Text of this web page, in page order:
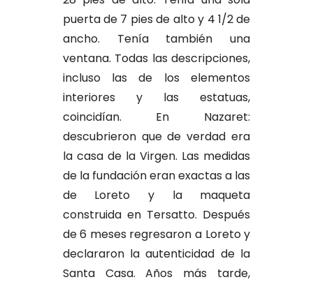
puerta de 7 pies de alto y 4 1/2 de
ancho. Tenía también una
ventana. Todas las descripciones,
incluso las de los elementos
interiores y las estatuas,
coincidían. En Nazaret:
descubrieron que de verdad era
la casa de la Virgen. Las medidas
de la fundación eran exactas a las
de Loreto y la maqueta
construida en Tersatto. Después
de 6 meses regresaron a Loreto y
declararon la autenticidad de la
Santa Casa. Años más tarde,